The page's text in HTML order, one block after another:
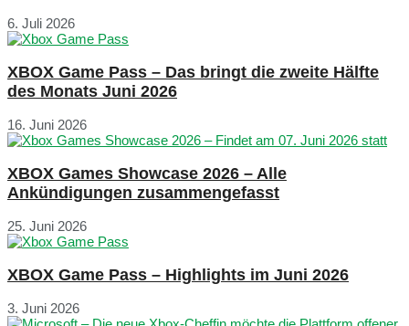
6. Juli 2026
XBOX Game Pass – Das bringt die zweite Hälfte
des Monats Juni 2026
16. Juni 2026
XBOX Games Showcase 2026 – Alle
Ankündigungen zusammengefasst
25. Juni 2026
XBOX Game Pass – Highlights im Juni 2026
3. Juni 2026